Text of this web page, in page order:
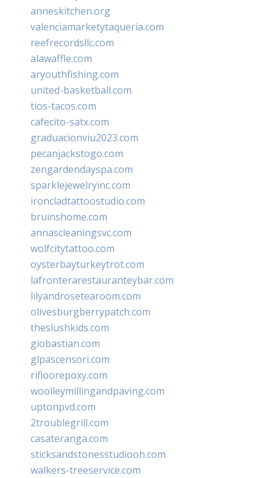
anneskitchen.org
valenciamarketytaqueria.com
reefrecordsllc.com
alawaffle.com
aryouthfishing.com
united-basketball.com
tios-tacos.com
cafecito-satx.com
graduacionviu2023.com
pecanjackstogo.com
zengardendayspa.com
sparklejewelryinc.com
ironcladtattoostudio.com
bruinshome.com
annascleaningsvc.com
wolfcitytattoo.com
oysterbayturkeytrot.com
lafronterarestauranteybar.com
lilyandrosetearoom.com
olivesburgberrypatch.com
theslushkids.com
giobastian.com
glpascensori.com
rifloorepoxy.com
woolleymillingandpaving.com
uptonpvd.com
2troublegrill.com
casateranga.com
sticksandstonesstudiooh.com
walkers-treeservice.com